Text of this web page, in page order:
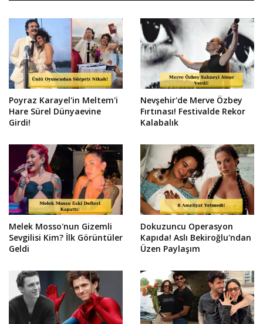
Poyraz Karayel'in Meltem'i
Hare Sürel Dünyaevine
Girdi!
Nevşehir'de Merve Özbey
Fırtınası! Festivalde Rekor
Kalabalık
Melek Mosso'nun Gizemli
Sevgilisi Kim? İlk Görüntüler
Geldi
Dokuzuncu Operasyon
Kapıda! Aslı Bekiroğlu'ndan
Üzen Paylaşım